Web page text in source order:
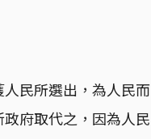
民所選出，為人民而
府取代之，因為人民